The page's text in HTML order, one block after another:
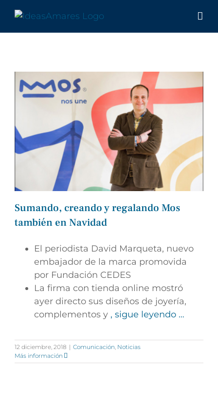
contenido
Sumando, creando y regalando Mos
también en Navidad
El periodista David Marqueta, nuevo
embajador de la marca promovida
por Fundación CEDES
La firma con tienda online mostró
ayer directo sus diseños de joyería,
complementos y , sigue leyendo …
12 diciembre, 2018 | Comunicación Noticias
Más información